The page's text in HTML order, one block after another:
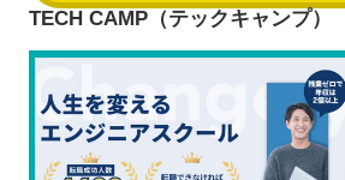
TECH CAMP（テックキャンプ）